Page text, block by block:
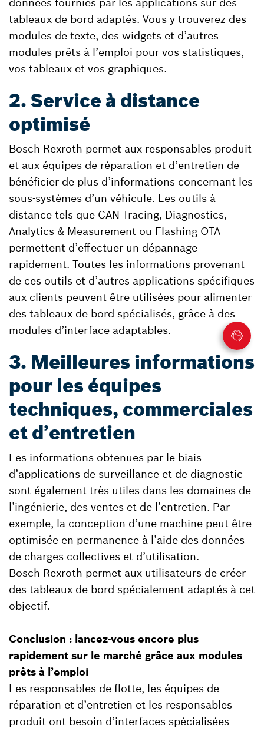
tableaux de bord adaptés. Vous y trouverez des
modules de texte, des widgets et d’autres
modules prêts à l’emploi pour vos statistiques,
vos tableaux et vos graphiques.
2. Service à distance
optimisé
Bosch Rexroth permet aux responsables produit
et aux équipes de réparation et d’entretien de
bénéficier de plus d’informations concernant les
sous-systèmes d’un véhicule. Les outils à
distance tels que CAN Tracing, Diagnostics,
Analytics & Measurement ou Flashing OTA
permettent d’effectuer un dépannage
rapidement. Toutes les informations provenant
de ces outils et d’autres applications spécifiques
aux clients peuvent être utilisées pour alimenter
des tableaux de bord spécialisés, grâce à des
modules d’interface adaptables.
3. Meilleures informations
pour les équipes
techniques, commerciales
et d’entretien
Les informations obtenues par le biais
d’applications de surveillance et de diagnostic
sont également très utiles dans les domaines de
l’ingénierie, des ventes et de l’entretien. Par
exemple, la conception d’une machine peut être
optimisée en permanence à l’aide des données
de charges collectives et d’utilisation.
Bosch Rexroth permet aux utilisateurs de créer
des tableaux de bord spécialement adaptés à cet
objectif.
Conclusion : lancez-vous encore plus
rapidement sur le marché grâce aux modules
prêts à l’emploi
Les responsables de flotte, les équipes de
réparation et d’entretien et les responsables
produit ont besoin d’interfaces spécialisées